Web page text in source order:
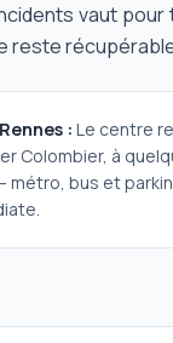
vaut pour
reste
: Le centre
Colombier, à
métro, bus et